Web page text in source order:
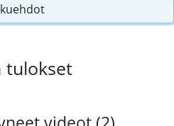
tulokset